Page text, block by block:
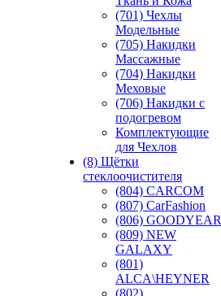
(701) Чехлы
Модельные
(705) Накидки
Массажные
(704) Накидки
Меховые
(706) Накидки с
подогревом
Комплектующие
для Чехлов
(8) Щётки
стеклоочистителя
(804) CARCOM
(807) CarFashion
(806) GOODYEAR
(809) NEW
GALAXY
(801)
ALCA\HEYNER
(802)